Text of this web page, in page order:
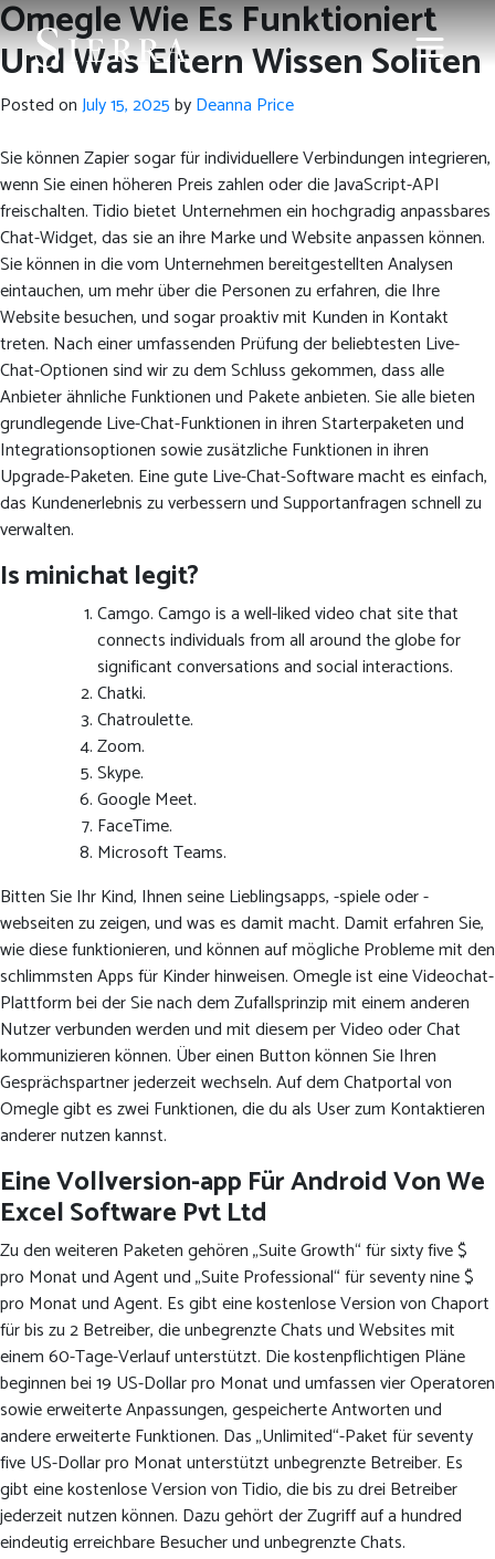
Omegle Wie Es Funktioniert
Und Was Eltern Wissen Sollten
Posted onJuly 15, 2025byDeanna Price
Sie können Zapier sogar für individuellere Verbindungen integrieren,
wenn Sie einen höheren Preis zahlen oder die JavaScript-API
freischalten. Tidio bietet Unternehmen ein hochgradig anpassbares
Chat-Widget, das sie an ihre Marke und Website anpassen können.
Sie können in die vom Unternehmen bereitgestellten Analysen
eintauchen, um mehr über die Personen zu erfahren, die Ihre
Website besuchen, und sogar proaktiv mit Kunden in Kontakt
treten. Nach einer umfassenden Prüfung der beliebtesten Live-
Chat-Optionen sind wir zu dem Schluss gekommen, dass alle
Anbieter ähnliche Funktionen und Pakete anbieten. Sie alle bieten
grundlegende Live-Chat-Funktionen in ihren Starterpaketen und
Integrationsoptionen sowie zusätzliche Funktionen in ihren
Upgrade-Paketen. Eine gute Live-Chat-Software macht es einfach,
das Kundenerlebnis zu verbessern und Supportanfragen schnell zu
verwalten.
Is minichat legit?
Camgo. Camgo is a well-liked video chat site that
connects individuals from all around the globe for
significant conversations and social interactions.
Chatki.
Chatroulette.
Zoom.
Skype.
Google Meet.
FaceTime.
Microsoft Teams.
Bitten Sie Ihr Kind, Ihnen seine Lieblingsapps, -spiele oder -
webseiten zu zeigen, und was es damit macht. Damit erfahren Sie,
wie diese funktionieren, und können auf mögliche Probleme mit den
schlimmsten Apps für Kinder hinweisen. Omegle ist eine Videochat-
Plattform bei der Sie nach dem Zufallsprinzip mit einem anderen
Nutzer verbunden werden und mit diesem per Video oder Chat
kommunizieren können. Über einen Button können Sie Ihren
Gesprächspartner jederzeit wechseln. Auf dem Chatportal von
Omegle gibt es zwei Funktionen, die du als User zum Kontaktieren
anderer nutzen kannst.
Eine Vollversion-app Für Android Von We
Excel Software Pvt Ltd
Zu den weiteren Paketen gehören „Suite Growth“ für sixty five $
pro Monat und Agent und „Suite Professional“ für seventy nine $
pro Monat und Agent. Es gibt eine kostenlose Version von Chaport
für bis zu 2 Betreiber, die unbegrenzte Chats und Websites mit
einem 60-Tage-Verlauf unterstützt. Die kostenpflichtigen Pläne
beginnen bei 19 US-Dollar pro Monat und umfassen vier Operatoren
sowie erweiterte Anpassungen, gespeicherte Antworten und
andere erweiterte Funktionen. Das „Unlimited“-Paket für seventy
five US-Dollar pro Monat unterstützt unbegrenzte Betreiber. Es
gibt eine kostenlose Version von Tidio, die bis zu drei Betreiber
jederzeit nutzen können. Dazu gehört der Zugriff auf a hundred
eindeutig erreichbare Besucher und unbegrenzte Chats.